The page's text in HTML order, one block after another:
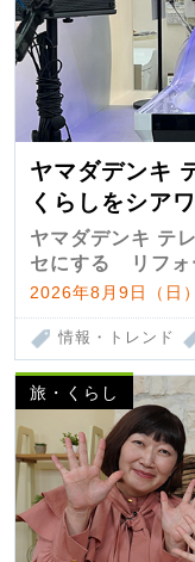
ヤマダデンキ
くらしをシア
匠 第7弾
ヤマダデンキ テ
セにする リフォ
2026年8月9日（日
情報・トレンド
旅・くらし